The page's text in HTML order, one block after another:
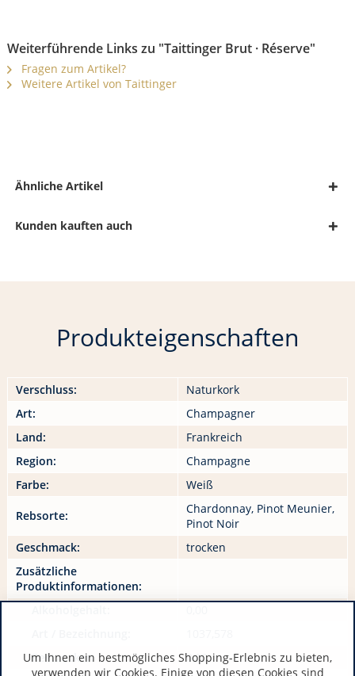
Weiterführende Links zu "Taittinger Brut · Réserve"
Fragen zum Artikel?
Weitere Artikel von Taittinger
Ähnliche Artikel
Kunden kauften auch
Produkteigenschaften
Verschluss:
Naturkork
Art:
Champagner
Land:
Frankreich
Region:
Champagne
Farbe:
Weiß
Rebsorte:
Chardonnay, Pinot Meunier,
Pinot Noir
Geschmack:
trocken
Zusätzliche
Produktinformationen:
Restzucker:
0,00
Um Ihnen ein bestmögliches Shopping-Erlebnis zu bieten,
verwenden wir Cookies. Einige von diesen Cookies sind